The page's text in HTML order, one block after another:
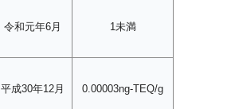
令和元年6月 1未満
平成30年12月 0.00003ng-TEQ/g